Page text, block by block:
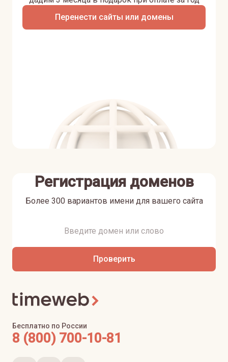
Перенести сайты или домены
Регистрация доменов
Более 300 вариантов имени для вашего сайта
Проверить
Бесплатно по России
8 (800) 700-10-81